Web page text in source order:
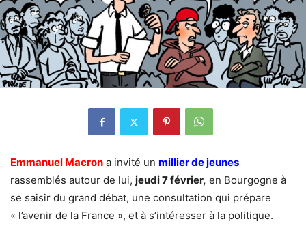
Emmanuel Macron a invité un millier de jeunes
rassemblés autour de lui, jeudi 7 février, en Bourgogne à
se saisir du grand débat, une consultation qui prépare
« l’avenir de la France », et à s’intéresser à la politique.